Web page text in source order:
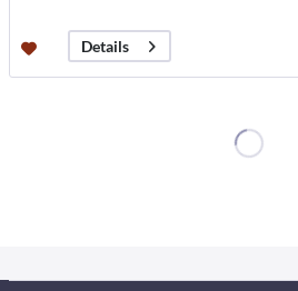
Details